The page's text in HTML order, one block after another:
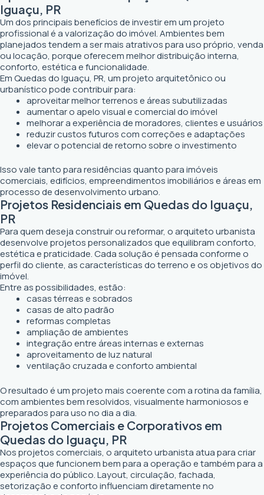
Iguaçu, PR
Um dos principais benefícios de investir em um projeto
profissional é a valorização do imóvel. Ambientes bem
planejados tendem a ser mais atrativos para uso próprio, venda
ou locação, porque oferecem melhor distribuição interna,
conforto, estética e funcionalidade.
Em Quedas do Iguaçu, PR, um projeto arquitetônico ou
urbanístico pode contribuir para:
aproveitar melhor terrenos e áreas subutilizadas
aumentar o apelo visual e comercial do imóvel
melhorar a experiência de moradores, clientes e usuários
reduzir custos futuros com correções e adaptações
elevar o potencial de retorno sobre o investimento
Isso vale tanto para residências quanto para imóveis
comerciais, edifícios, empreendimentos imobiliários e áreas em
processo de desenvolvimento urbano.
Projetos Residenciais em Quedas do Iguaçu,
PR
Para quem deseja construir ou reformar, o arquiteto urbanista
desenvolve projetos personalizados que equilibram conforto,
estética e praticidade. Cada solução é pensada conforme o
perfil do cliente, as características do terreno e os objetivos do
imóvel.
Entre as possibilidades, estão:
casas térreas e sobrados
casas de alto padrão
reformas completas
ampliação de ambientes
integração entre áreas internas e externas
aproveitamento de luz natural
ventilação cruzada e conforto ambiental
O resultado é um projeto mais coerente com a rotina da família,
com ambientes bem resolvidos, visualmente harmoniosos e
preparados para uso no dia a dia.
Projetos Comerciais e Corporativos em
Quedas do Iguaçu, PR
Nos projetos comerciais, o arquiteto urbanista atua para criar
espaços que funcionem bem para a operação e também para a
experiência do público. Layout, circulação, fachada,
setorização e conforto influenciam diretamente no